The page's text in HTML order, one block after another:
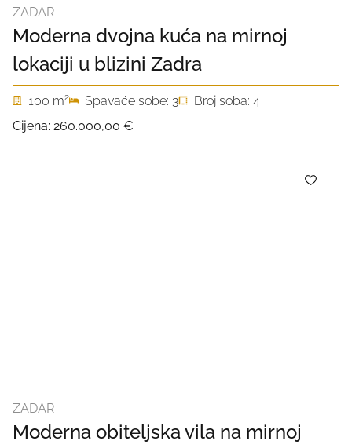
ZADAR
Moderna dvojna kuća na mirnoj
lokaciji u blizini Zadra
100 m2 Spavaće sobe: 3
Broj soba: 4
Cijena: 260.000,00 €
ZADAR
Moderna obiteljska vila na mirnoj